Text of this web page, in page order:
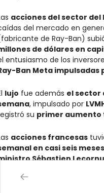
acciones del sector del
del mercado en
de Ray-Ban)
de dólares en
entusiasmo de los
Ban Meta impulsadas
lujo fue además el sector
, impulsado por
su primer aumento
acciones francesas
en casi seis meses
Sébastien Lecornu
, movimiento